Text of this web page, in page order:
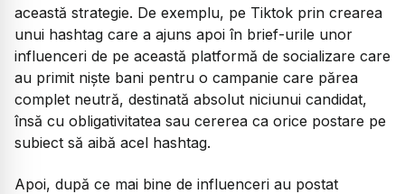
această strategie. De exemplu, pe Tiktok prin crearea
unui hashtag care a ajuns apoi în brief-urile unor
influenceri de pe această platformă de socializare care
au primit niște bani pentru o campanie care părea
complet neutră, destinată absolut niciunui candidat,
însă cu obligativitatea sau cererea ca orice postare pe
subiect să aibă acel hashtag.
Apoi, după ce mai bine de influenceri au postat